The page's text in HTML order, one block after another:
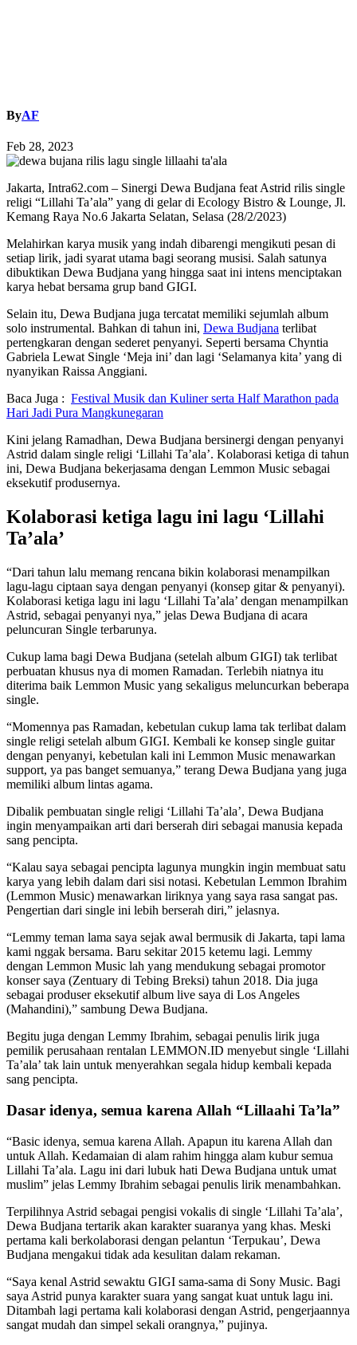
ByAF
Feb 28, 2023
Jakarta, Intra62.com – Sinergi Dewa Budjana feat Astrid rilis single
religi “Lillahi Ta’ala” yang di gelar di Ecology Bistro & Lounge, Jl.
Kemang Raya No.6 Jakarta Selatan, Selasa (28/2/2023)
Melahirkan karya musik yang indah dibarengi mengikuti pesan di
setiap lirik, jadi syarat utama bagi seorang musisi. Salah satunya
dibuktikan Dewa Budjana yang hingga saat ini intens menciptakan
karya hebat bersama grup band GIGI.
Selain itu, Dewa Budjana juga tercatat memiliki sejumlah album
solo instrumental. Bahkan di tahun ini, Dewa Budjana terlibat
pertengkaran dengan sederet penyanyi. Seperti bersama Chyntia
Gabriela Lewat Single ‘Meja ini’ dan lagi ‘Selamanya kita’ yang di
nyanyikan Raissa Anggiani.
Baca Juga : Festival Musik dan Kuliner serta Half Marathon pada
Hari Jadi Pura Mangkunegaran
Kini jelang Ramadhan, Dewa Budjana bersinergi dengan penyanyi
Astrid dalam single religi ‘Lillahi Ta’ala’. Kolaborasi ketiga di tahun
ini, Dewa Budjana bekerjasama dengan Lemmon Music sebagai
eksekutif produsernya.
Kolaborasi ketiga lagu ini lagu ‘Lillahi
Ta’ala’
“Dari tahun lalu memang rencana bikin kolaborasi menampilkan
lagu-lagu ciptaan saya dengan penyanyi (konsep gitar & penyanyi).
Kolaborasi ketiga lagu ini lagu ‘Lillahi Ta’ala’ dengan menampilkan
Astrid, sebagai penyanyi nya,” jelas Dewa Budjana di acara
peluncuran Single terbarunya.
Cukup lama bagi Dewa Budjana (setelah album GIGI) tak terlibat
perbuatan khusus nya di momen Ramadan. Terlebih niatnya itu
diterima baik Lemmon Music yang sekaligus meluncurkan beberapa
single.
“Momennya pas Ramadan, kebetulan cukup lama tak terlibat dalam
single religi setelah album GIGI. Kembali ke konsep single guitar
dengan penyanyi, kebetulan kali ini Lemmon Music menawarkan
support, ya pas banget semuanya,” terang Dewa Budjana yang juga
memiliki album lintas agama.
Dibalik pembuatan single religi ‘Lillahi Ta’ala’, Dewa Budjana
ingin menyampaikan arti dari berserah diri sebagai manusia kepada
sang pencipta.
“Kalau saya sebagai pencipta lagunya mungkin ingin membuat satu
karya yang lebih dalam dari sisi notasi. Kebetulan Lemmon Ibrahim
(Lemmon Music) menawarkan liriknya yang saya rasa sangat pas.
Pengertian dari single ini lebih berserah diri,” jelasnya.
“Lemmy teman lama saya sejak awal bermusik di Jakarta, tapi lama
kami nggak bersama. Baru sekitar 2015 ketemu lagi. Lemmy
dengan Lemmon Music lah yang mendukung sebagai promotor
konser saya (Zentuary di Tebing Breksi) tahun 2018. Dia juga
sebagai produser eksekutif album live saya di Los Angeles
(Mahandini),” sambung Dewa Budjana.
Begitu juga dengan Lemmy Ibrahim, sebagai penulis lirik juga
pemilik perusahaan rentalan LEMMON.ID menyebut single ‘Lillahi
Ta’ala’ tak lain untuk menyerahkan segala hidup kembali kepada
sang pencipta.
Dasar idenya, semua karena Allah “Lillaahi Ta’la”
“Basic idenya, semua karena Allah. Apapun itu karena Allah dan
untuk Allah. Kedamaian di alam rahim hingga alam kubur semua
Lillahi Ta’ala. Lagu ini dari lubuk hati Dewa Budjana untuk umat
muslim” jelas Lemmy Ibrahim sebagai penulis lirik menambahkan.
Terpilihnya Astrid sebagai pengisi vokalis di single ‘Lillahi Ta’ala’,
Dewa Budjana tertarik akan karakter suaranya yang khas. Meski
pertama kali berkolaborasi dengan pelantun ‘Terpukau’, Dewa
Budjana mengakui tidak ada kesulitan dalam rekaman.
“Saya kenal Astrid sewaktu GIGI sama-sama di Sony Music. Bagi
saya Astrid punya karakter suara yang sangat kuat untuk lagu ini.
Ditambah lagi pertama kali kolaborasi dengan Astrid, pengerjaannya
sangat mudah dan simpel sekali orangnya,” pujinya.